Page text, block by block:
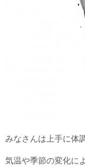
みなさんは上手に体
気温や季節の変化に